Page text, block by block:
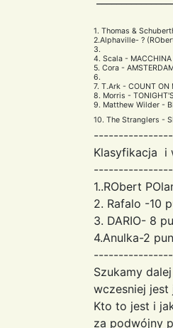
1. Thomas &
2.Alphaville- ?
3.
4. Scala - MACCHINA
5. Cora -
6.
7. T.Ark - COUNT ON
8. Morris -
9. Matthew Wilder -
10. The Stranglers -
Klasyfikacja i
1..RObert
2. Rafalo -10
3. DARIO- 8
4.Anulka-2
Szukamy
wczesniej
Kto to jest i
za podwójny